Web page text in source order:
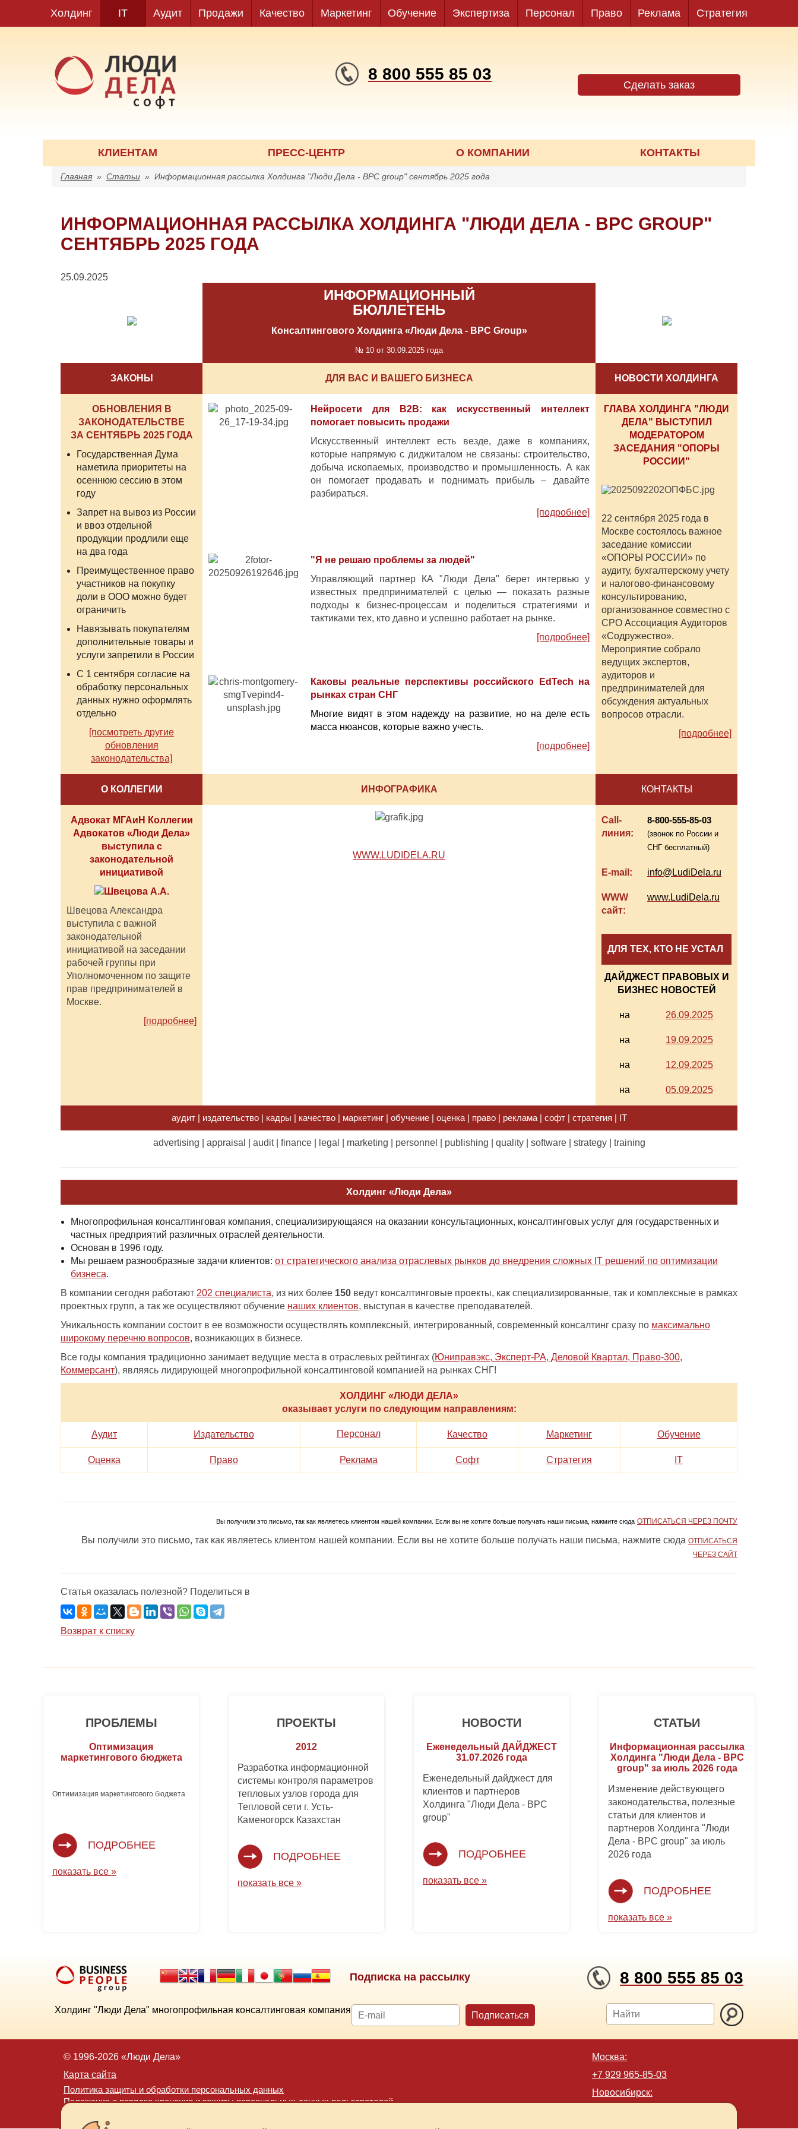
Холдинг IT Аудит Продажи Качество Маркетинг Обучение Экспертиза Персонал Право Реклама Стратегия
Сделать заказ
8 800 555 85 03
КЛИЕНТАМ ПРЕСС-ЦЕНТР О КОМПАНИИ КОНТАКТЫ
Главная » Статьи » Информационная рассылка Холдинга "Люди Дела - BPC group" сентябрь 2025 года
ИНФОРМАЦИОННАЯ РАССЫЛКА ХОЛДИНГА "ЛЮДИ ДЕЛА - BPC GROUP"
СЕНТЯБРЬ 2025 ГОДА
25.09.2025
ИНФОРМАЦИОННЫЙ
БЮЛЛЕТЕНЬ
Консалтингового Холдинга «Люди Дела - BPC Group»
№ 10 от 30.09.2025 года
ЗАКОНЫ ДЛЯ ВАС И ВАШЕГО БИЗНЕСА НОВОСТИ ХОЛДИНГА
ОБНОВЛЕНИЯ В
ЗАКОНОДАТЕЛЬСТВЕ
ЗА СЕНТЯБРЬ 2025 ГОДА
Государственная Дума
наметила приоритеты на
осеннюю сессию в этом
году
Запрет на вывоз из России
и ввоз отдельной
продукции продлили еще
на два года
Преимущественное право
участников на покупку
доли в ООО можно будет
ограничить
Навязывать покупателям
дополнительные товары и
услуги запретили в России
С 1 сентября согласие на
обработку персональных
данных нужно оформлять
отдельно
[посмотреть другие
обновления
законодательства]
Нейросети для B2B: как искусственный интеллект
помогает повысить продажи
Искусственный интеллект есть везде, даже в компаниях,
которые напрямую с диджиталом не связаны: строительство,
добыча ископаемых, производство и промышленность. А как
он помогает продавать и поднимать прибыль – давайте
разбираться.
[подробнее]
ГЛАВА ХОЛДИНГА "ЛЮДИ
ДЕЛА" ВЫСТУПИЛ
МОДЕРАТОРОМ
ЗАСЕДАНИЯ "ОПОРЫ
РОССИИ"
22 сентября 2025 года в
Москве состоялось важное
заседание комиссии
«ОПОРЫ РОССИИ» по
аудиту, бухгалтерскому учету
и налогово-финансовому
консультированию,
организованное совместно с
СРО Ассоциация Аудиторов
«Содружество».
Мероприятие собрало
ведущих экспертов,
аудиторов и
предпринимателей для
обсуждения актуальных
вопросов отрасли.
[подробнее]
"Я не решаю проблемы за людей"
Управляющий партнер КА "Люди Дела" берет интервью у
известных предпринимателей с целью — показать разные
подходы к бизнес-процессам и поделиться стратегиями и
тактиками тех, кто давно и успешно работает на рынке.
[подробнее]
Каковы реальные перспективы российского EdTech на
рынках стран СНГ
Многие видят в этом надежду на развитие, но на деле есть
масса нюансов, которые важно учесть.
[подробнее]
О КОЛЛЕГИИ ИНФОГРАФИКА КОНТАКТЫ
Адвокат МГАиН Коллегии
Адвокатов «Люди Дела»
выступила с
законодательной
инициативой
Швецова Александра
выступила с важной
законодательной
инициативой на заседании
рабочей группы при
Уполномоченном по защите
прав предпринимателей в
Москве.
[подробнее]
WWW.LUDIDELA.RU
Call-
линия:
8-800-555-85-03
(звонок по России и
СНГ бесплатный)
E-mail: info@LudiDela.ru
WWW
сайт:
www.LudiDela.ru
ДЛЯ ТЕХ, КТО НЕ УСТАЛ
ДАЙДЖЕСТ ПРАВОВЫХ И
БИЗНЕС НОВОСТЕЙ
на 26.09.2025
на 19.09.2025
на 12.09.2025
на 05.09.2025
аудит | издательство | кадры | качество | маркетинг | обучение | оценка | право | реклама | софт | стратегия | IT
advertising | appraisal | audit | finance | legal | marketing | personnel | publishing | quality | software | strategy | training
Холдинг «Люди Дела»
Многопрофильная консалтинговая компания, специализирующаяся на оказании консультационных, консалтинговых услуг для государственных и
частных предприятий различных отраслей деятельности.
Основан в 1996 году.
Мы решаем разнообразные задачи клиентов: от стратегического анализа отраслевых рынков до внедрения сложных IT решений по оптимизации
бизнеса.
В компании сегодня работают 202 специалиста, из них более 150 ведут консалтинговые проекты, как специализированные, так и комплексные в рамках
проектных групп, а так же осуществляют обучение наших клиентов, выступая в качестве преподавателей.
Уникальность компании состоит в ее возможности осуществлять комплексный, интегрированный, современный консалтинг сразу по максимально
широкому перечню вопросов, возникающих в бизнесе.
Все годы компания традиционно занимает ведущие места в отраслевых рейтингах (Юниправэкс, Эксперт-РА, Деловой Квартал, Право-300,
Коммерсант), являясь лидирующей многопрофильной консалтинговой компанией на рынках СНГ!
ХОЛДИНГ «ЛЮДИ ДЕЛА»
оказывает услуги по следующим направлениям:
Аудит Издательство Персонал Качество Маркетинг Обучение
Оценка Право Реклама Софт Стратегия IT
Вы получили это письмо, так как являетесь клиентом нашей компании. Если вы не хотите больше получать наши письма, нажмите сюда ОТПИСАТЬСЯ ЧЕРЕЗ ПОЧТУ
Вы получили это письмо, так как являетесь клиентом нашей компании. Если вы не хотите больше получать наши письма, нажмите сюда ОТПИСАТЬСЯ
ЧЕРЕЗ САЙТ
Статья оказалась полезной? Поделиться в
Возврат к списку
ПРОБЛЕМЫ
Оптимизация
маркетингового бюджета
Оптимизация маркетингового бюджета
ПОДРОБНЕЕ
показать все »
ПРОЕКТЫ
2012
Разработка информационной
системы контроля параметров
тепловых узлов города для
Тепловой сети г. Усть-
Каменогорск Казахстан
ПОДРОБНЕЕ
показать все »
НОВОСТИ
Еженедельный ДАЙДЖЕСТ
31.07.2026 года
Еженедельный дайджест для
клиентов и партнеров
Холдинга "Люди Дела - BPC
group"
ПОДРОБНЕЕ
показать все »
СТАТЬИ
Информационная рассылка
Холдинга "Люди Дела - BPC
group" за июль 2026 года
Изменение действующего
законодательства, полезные
статьи для клиентов и
партнеров Холдинга "Люди
Дела - BPC group" за июль
2026 года
ПОДРОБНЕЕ
показать все »
Подписка на рассылку 8 800 555 85 03
Холдинг "Люди Дела" многопрофильная консалтинговая компания Подписаться
© 1996-2026 «Люди Дела»
Карта сайта
Политика защиты и обработки персональных данных
Положение о порядке хранения и защиты персональных данных пользователей
Москва:
+7 929 965-85-03
Новосибирск: